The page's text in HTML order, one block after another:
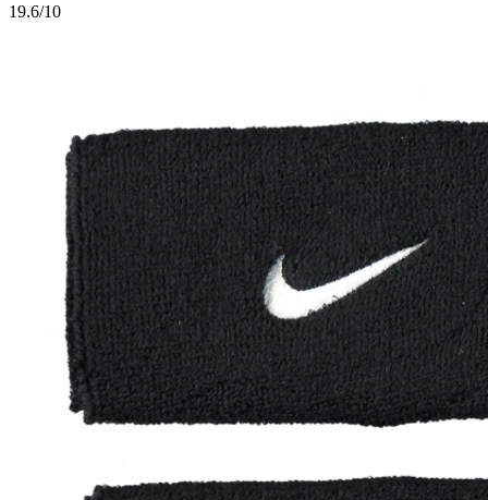
19.6/10